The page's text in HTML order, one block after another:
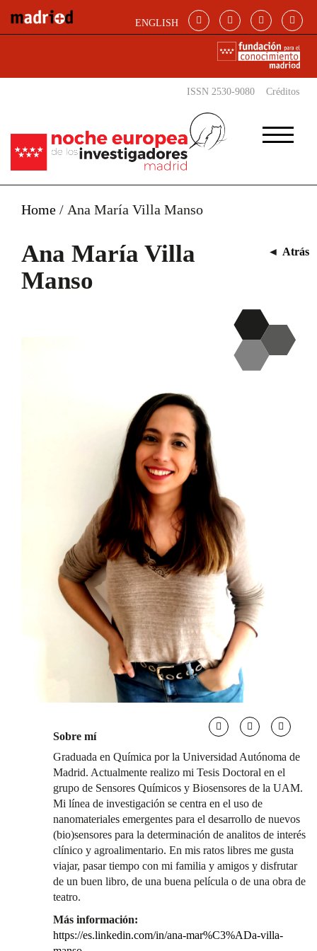
ENGLISH
ISSN 2530-9080 Créditos
Home / Ana María Villa Manso
Ana María Villa
Manso
◄ Atrás
Sobre mí
Graduada en Química por la Universidad Autónoma de
Madrid. Actualmente realizo mi Tesis Doctoral en el
grupo de Sensores Químicos y Biosensores de la UAM.
Mi línea de investigación se centra en el uso de
nanomateriales emergentes para el desarrollo de nuevos
(bio)sensores para la determinación de analitos de interés
clínico y agroalimentario. En mis ratos libres me gusta
viajar, pasar tiempo con mi familia y amigos y disfrutar
de un buen libro, de una buena película o de una obra de
teatro.
Más información:
https://es.linkedin.com/in/ana-mar%C3%ADa-villa-